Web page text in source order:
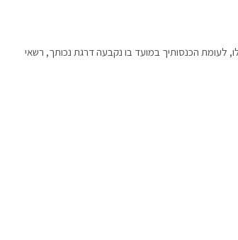
לא ישפיע על הזכאות לקצבה. אולם, אם דרגת נכותך כוללת הגדלה לפי תקנה 15 לתקנות, והכנסותיך גדלו, לעומת הכנסותיך במועד בו נקבעה דרגת נכותך, רשאי